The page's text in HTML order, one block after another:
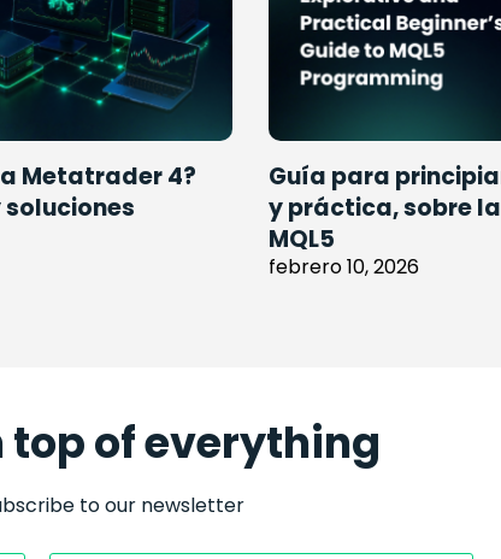
Metatrader 4?
soluciones
Guía para
y práctica, sobre
MQL5
febrero 10, 2026
top of everything
to our newsletter